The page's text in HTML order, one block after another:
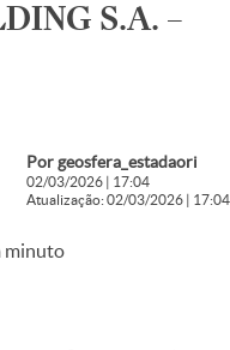
S.A. –
Por geosfera_estadaori
02/03/2026 | 17:04
Atualização: 02/03/2026 | 17:04
minuto